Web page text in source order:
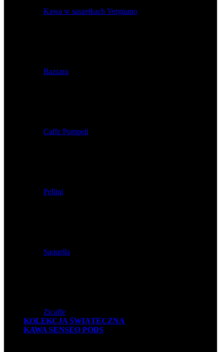
Kawa w saszetkach Vergnano
Bazzara
Caffe Pompeii
Pellini
Saquella
Zicaffe
KOLEKCJA ŚWIĄTECZNA
KAWA SENSEO PODS